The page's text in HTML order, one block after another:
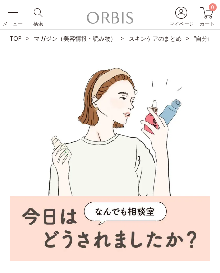
マイページ
0
カート
検索
メニュー
TOP マガジン（美容情報・読み物） スキンケアのまとめ “自分に